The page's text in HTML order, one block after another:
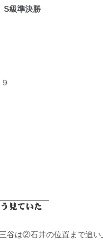
S級準決勝
は②石井の位置まで追い